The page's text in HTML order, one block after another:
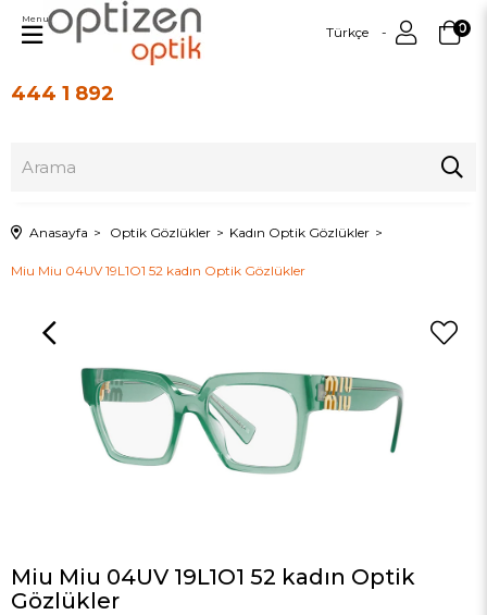
444 1 892
Türkçe 0
Menu
Anasayfa Optik Gözlükler Kadın Optik Gözlükler
Miu Miu 04UV 19L1O1 52 kadın Optik Gözlükler
Miu Miu 04UV 19L1O1 52 kadın Optik
Gözlükler